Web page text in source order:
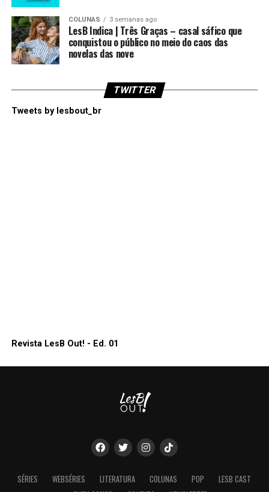
COLUNAS 3 semanas ago
LesB Indica | Três Graças – casal sáfico que
conquistou o público no meio do caos das
novelas das nove
TWITTER
Tweets by lesbout_br
Revista LesB Out! - Ed. 01
SÉRIES WEBSÉRIES LITERATURA COLUNAS POP
LESB CAST